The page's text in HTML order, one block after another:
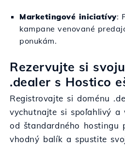
Marketingové iniciatívy:
kampane venované
ponukám.
Rezervujte si
.dealer s Hostico
Registrovajte si doménu
vychutnajte si spoľahlivý a
od štandardného hostingu
vhodný balík a spustite